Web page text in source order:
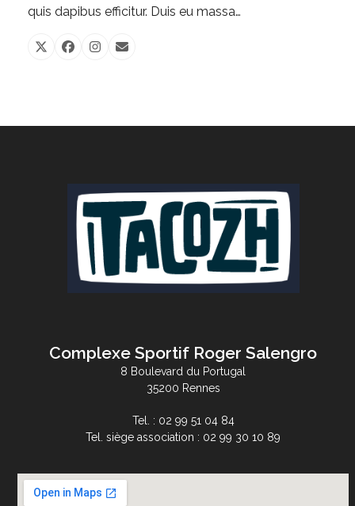
quis dapibus efficitur. Duis eu massa…
X Facebook
Instagram
Email
Complexe Sportif Roger Salengro
8 Boulevard du Portugal
35200 Rennes
Tel. : 02 99 51 04 84
Tel. siège association : 02 99 30 10 89